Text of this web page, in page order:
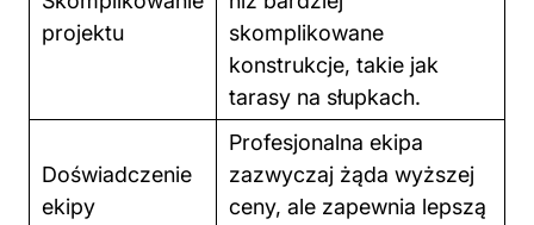
projektu
skomplikowane
konstrukcje, takie jak
tarasy na słupkach.
Doświadczenie
ekipy
Profesjonalna ekipa
zazwyczaj żąda wyższej
ceny, ale zapewnia lepszą